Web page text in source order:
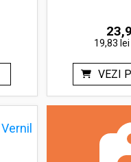
19,83 lei
VEZI